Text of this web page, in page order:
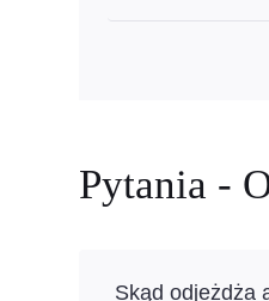
Pytania -
Skąd odjeżdża